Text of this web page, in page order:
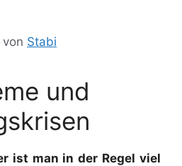
von Stabi
und
ist man in der Regel viel